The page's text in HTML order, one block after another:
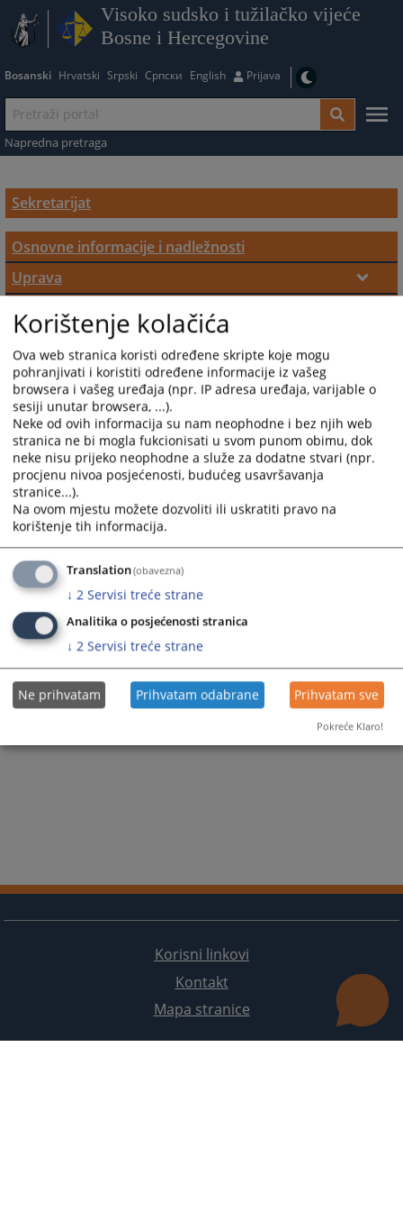
Visoko sudsko i tužilačko vijeće
Bosne i Hercegovine
Bosanski Hrvatski Srpski Српски English Prijava
Napredna pretraga
Sekretarijat
Osnovne informacije i nadležnosti
Uprava
Direktor
Zamjenik direktora
Kadrovska struktura
Odjeli Sekretarijata VSTV-a BiH
Odjel za evropske integracije i strateško
planiranje
Odjel za informaciono-komunikacionu
tehnologiju
Odjel za pravosudnu analitiku i izvještavanje
Odjel za kadrovske poslove
Odjel za finansije i računovodstvo
Odjel za provođenje postupka po izvještajima
Odjel za sudsku dokumentaciju i edukaciju
Odjel za imenovanje i napredovanje
Odjel za pravna pitanja
pravosudnih funkcija
Odjel za administrativno-tehničke poslove
Korisni linkovi
Kontakt
Mapa stranice
Korištenje kolačića
Ova web stranica koristi određene skripte koje mogu
pohranjivati i koristiti određene informacije iz vašeg
browsera i vašeg uređaja (npr. IP adresa uređaja, varijable o
sesiji unutar browsera, ...).
Neke od ovih informacija su nam neophodne i bez njih web
stranica ne bi mogla fukcionisati u svom punom obimu, dok
neke nisu prijeko neophodne a služe za dodatne stvari (npr.
procjenu nivoa posjećenosti, budućeg usavršavanja
stranice...).
Na ovom mjestu možete dozvoliti ili uskratiti pravo na
korištenje tih informacija.
Translation(obavezna)
↓ 2 Servisi treće strane
Analitika o posjećenosti stranica
↓ 2 Servisi treće strane
Ne prihvatam Prihvatam odabrane Prihvatam sve
Pokreće Klaro!